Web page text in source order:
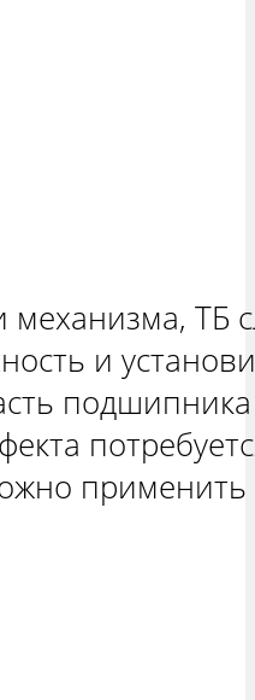
механизма, ТБ
и